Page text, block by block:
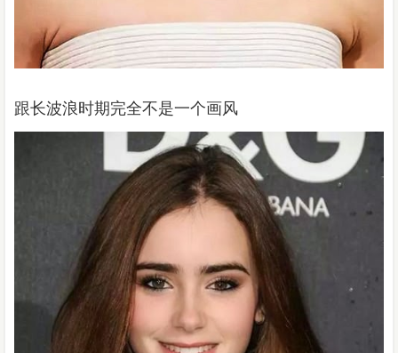
跟长波浪时期完全不是一个画风